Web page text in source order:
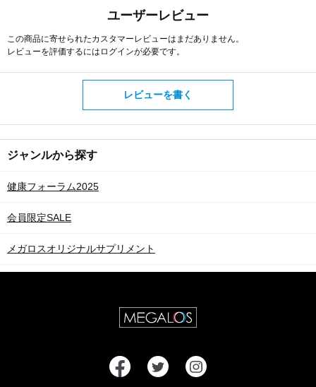
ユーザーレビュー
この商品に寄せられたカスタマーレビューはまだありません。
レビューを評価するには ログインが必要です。
レビューを書く
ジャンルから探す
健康フォーラム2025
会員限定SALE
メガロスオリジナルサプリメント